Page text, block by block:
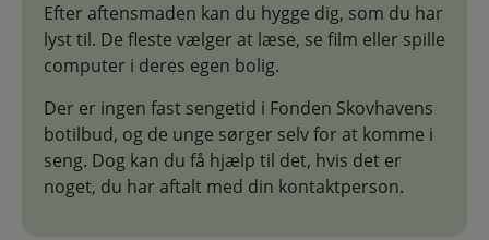
Efter aftensmaden kan du hygge dig, som du har
lyst til. De fleste vælger at læse, se film eller spille
computer i deres egen bolig.
Der er ingen fast sengetid i Fonden Skovhavens
botilbud, og de unge sørger selv for at komme i
seng. Dog kan du få hjælp til det, hvis det er
noget, du har aftalt med din kontaktperson.